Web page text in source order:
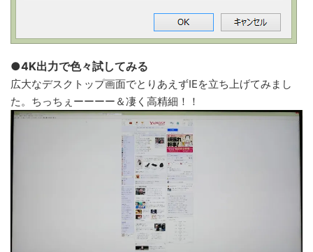
●4K出力で色々試してみる
広大なデスクトップ画面でとりあえずIEを立ち上げてみまし
た。ちっちぇーーーー＆凄く高精細！！